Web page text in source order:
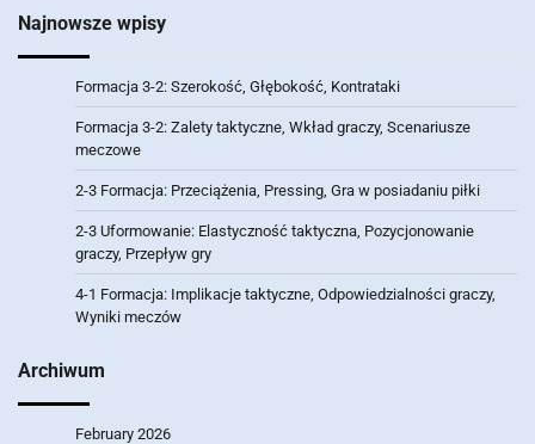
Najnowsze wpisy
Formacja 3-2: Szerokość, Głębokość, Kontrataki
Formacja 3-2: Zalety taktyczne, Wkład graczy, Scenariusze
meczowe
2-3 Formacja: Przeciążenia, Pressing, Gra w posiadaniu piłki
2-3 Uformowanie: Elastyczność taktyczna, Pozycjonowanie
graczy, Przepływ gry
4-1 Formacja: Implikacje taktyczne, Odpowiedzialności graczy,
Wyniki meczów
Archiwum
February 2026